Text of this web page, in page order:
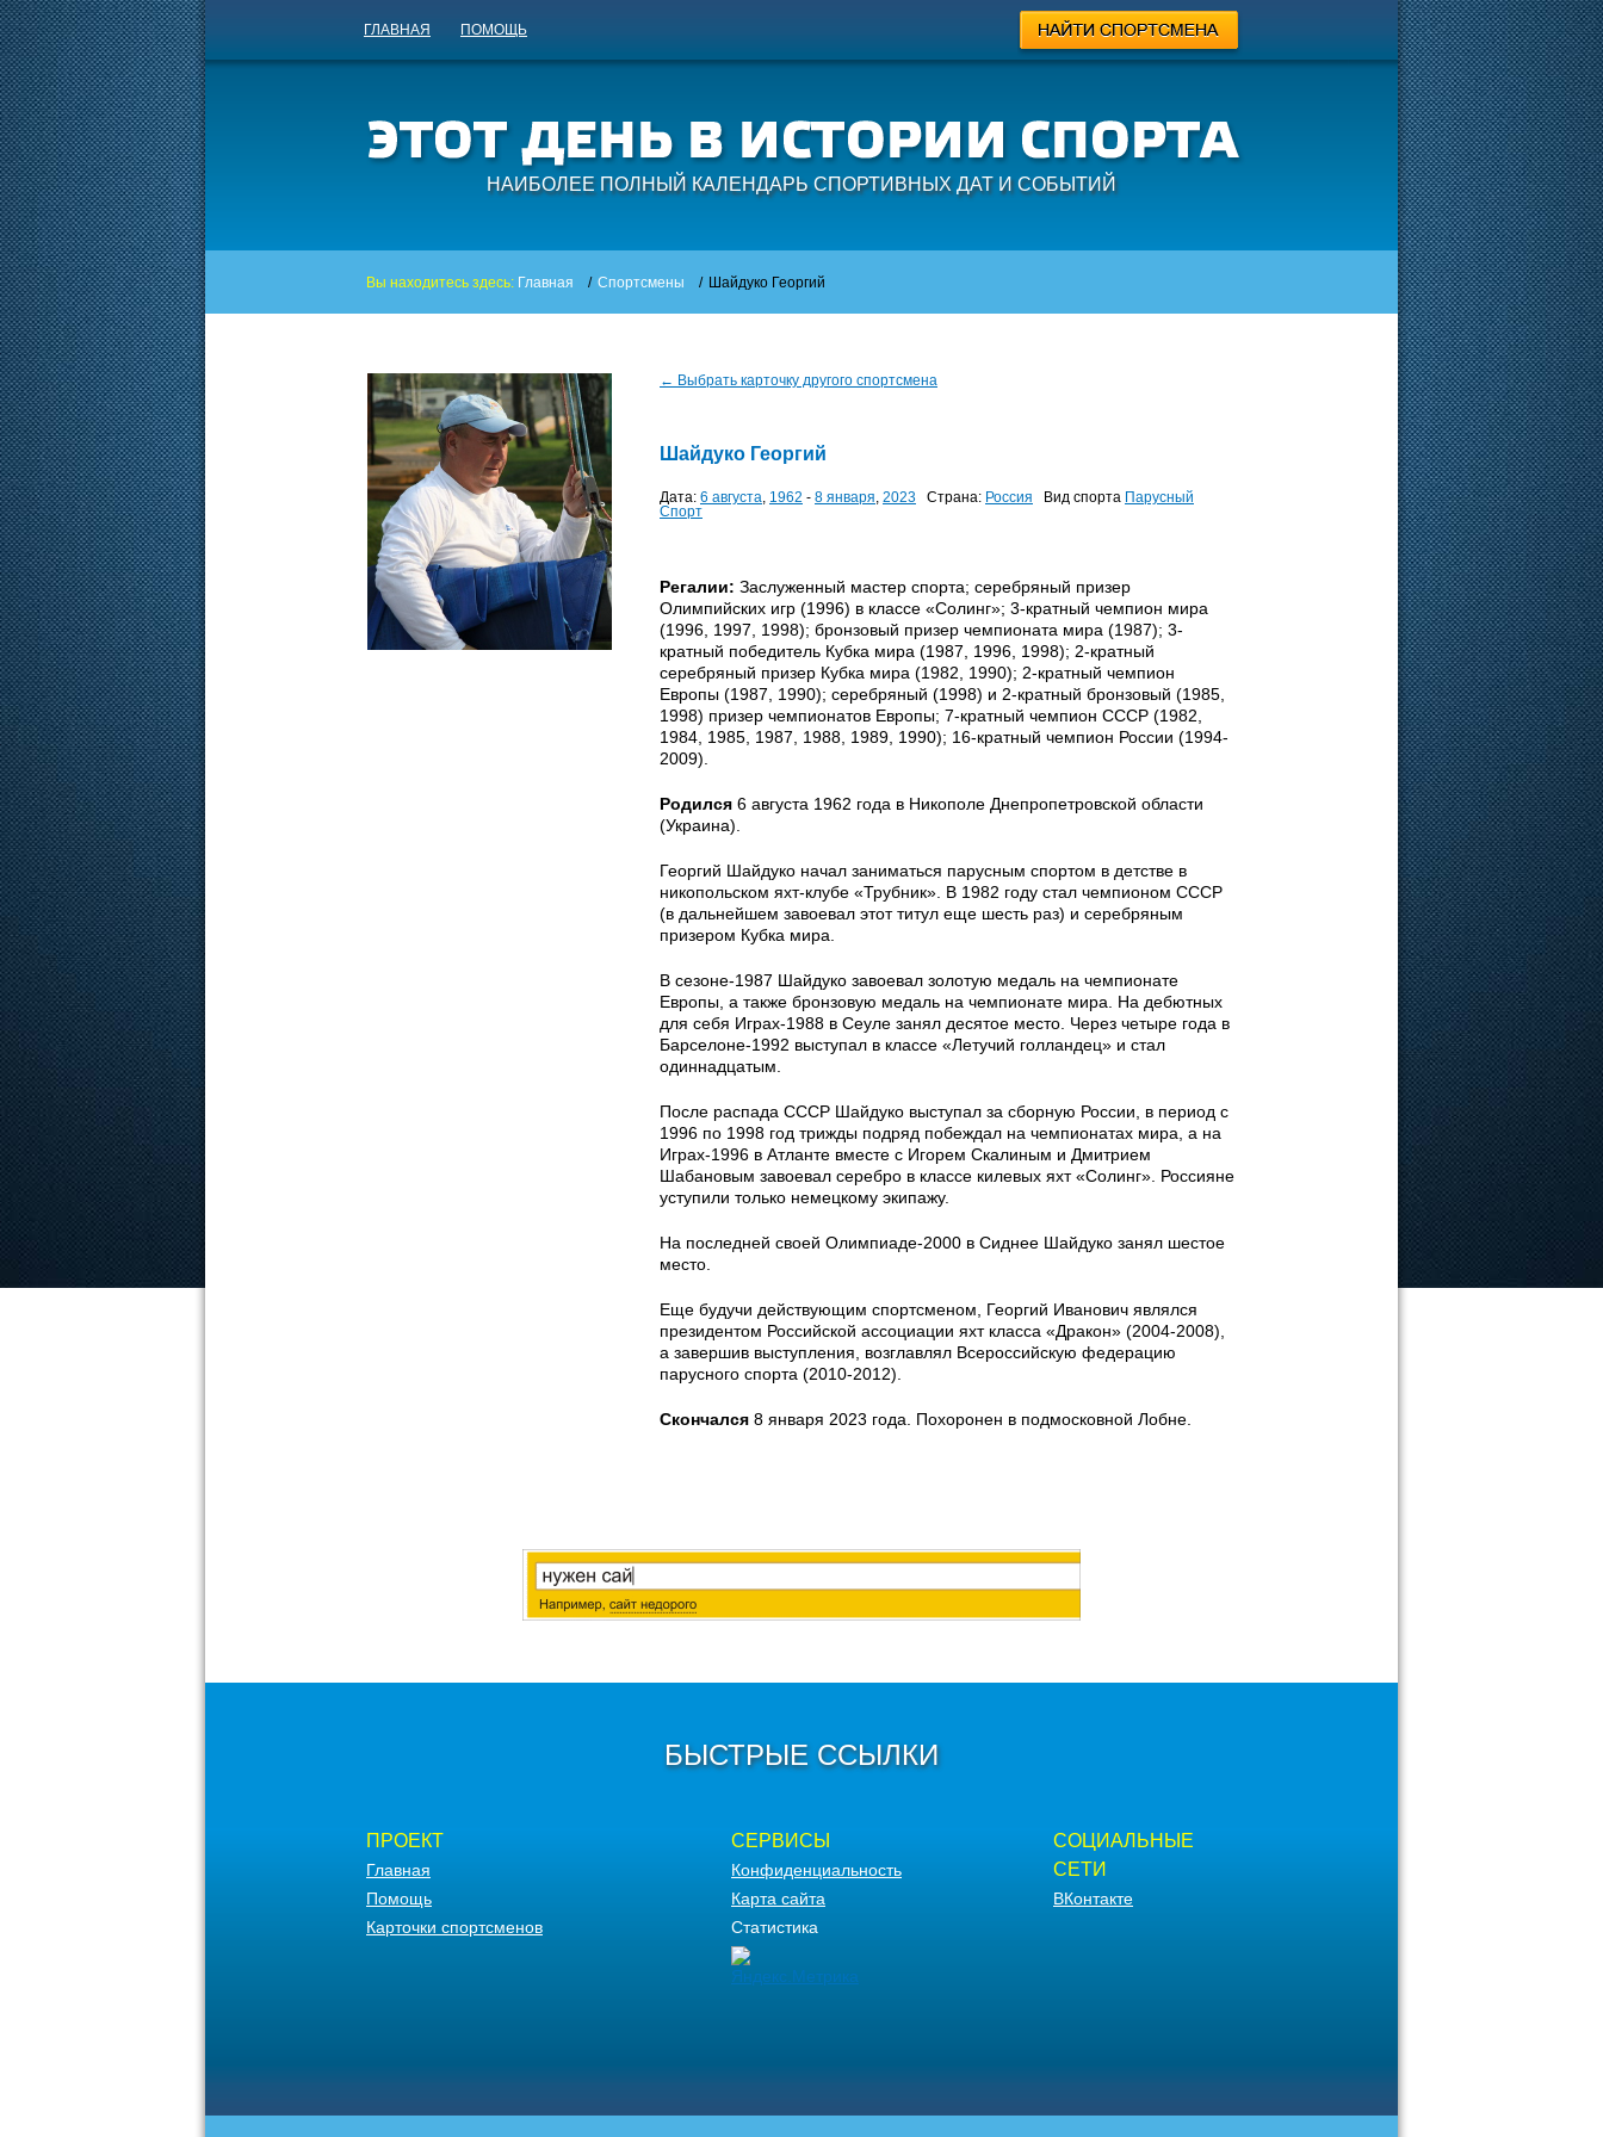
ГЛАВНАЯ ПОМОЩЬ
НАИБОЛЕЕ ПОЛНЫЙ КАЛЕНДАРЬ СПОРТИВНЫХ ДАТ И СОБЫТИЙ
Вы находитесь здесь: Главная / Спортсмены / Шайдуко Георгий
← Выбрать карточку другого спортсмена
Шайдуко Георгий
Дата: 6 августа, 1962 - 8 января, 2023 Страна: Россия Вид спорта Парусный
Спорт
Регалии: Заслуженный мастер спорта; серебряный призер
Олимпийских игр (1996) в классе «Солинг»; 3-кратный чемпион мира
(1996, 1997, 1998); бронзовый призер чемпионата мира (1987); 3-
кратный победитель Кубка мира (1987, 1996, 1998); 2-кратный
серебряный призер Кубка мира (1982, 1990); 2-кратный чемпион
Европы (1987, 1990); серебряный (1998) и 2-кратный бронзовый (1985,
1998) призер чемпионатов Европы; 7-кратный чемпион СССР (1982,
1984, 1985, 1987, 1988, 1989, 1990); 16-кратный чемпион России (1994-
2009).
Родился 6 августа 1962 года в Никополе Днепропетровской области
(Украина).
Георгий Шайдуко начал заниматься парусным спортом в детстве в
никопольском яхт-клубе «Трубник». В 1982 году стал чемпионом СССР
(в дальнейшем завоевал этот титул еще шесть раз) и серебряным
призером Кубка мира.
В сезоне-1987 Шайдуко завоевал золотую медаль на чемпионате
Европы, а также бронзовую медаль на чемпионате мира. На дебютных
для себя Играх-1988 в Сеуле занял десятое место. Через четыре года в
Барселоне-1992 выступал в классе «Летучий голландец» и стал
одиннадцатым.
После распада СССР Шайдуко выступал за сборную России, в период с
1996 по 1998 год трижды подряд побеждал на чемпионатах мира, а на
Играх-1996 в Атланте вместе с Игорем Скалиным и Дмитрием
Шабановым завоевал серебро в классе килевых яхт «Солинг». Россияне
уступили только немецкому экипажу.
На последней своей Олимпиаде-2000 в Сиднее Шайдуко занял шестое
место.
Еще будучи действующим спортсменом, Георгий Иванович являлся
президентом Российской ассоциации яхт класса «Дракон» (2004-2008),
а завершив выступления, возглавлял Всероссийскую федерацию
парусного спорта (2010-2012).
Скончался 8 января 2023 года. Похоронен в подмосковной Лобне.
БЫСТРЫЕ ССЫЛКИ
ПРОЕКТ
Главная
Помощь
Карточки спортсменов
СЕРВИСЫ
Конфиденциальность
Карта сайта
Статистика
СОЦИАЛЬНЫЕ
СЕТИ
ВКонтакте